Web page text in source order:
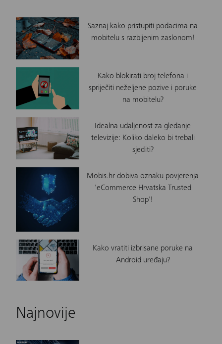
Saznaj kako pristupiti podacima na
mobitelu s razbijenim zaslonom!
Kako blokirati broj telefona i
spriječiti neželjene pozive i poruke
na mobitelu?
Idealna udaljenost za gledanje
televizije: Koliko daleko bi trebali
sjediti?
Mobis.hr dobiva oznaku povjerenja
'eCommerce Hrvatska Trusted
Shop'!
Kako vratiti izbrisane poruke na
Android uređaju?
Najnovije